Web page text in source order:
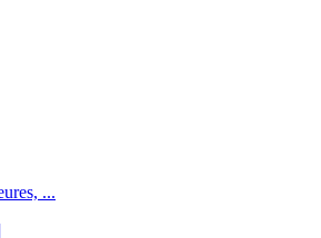
...